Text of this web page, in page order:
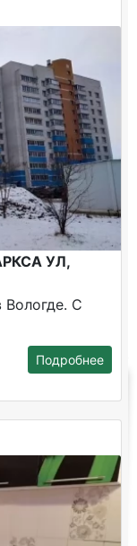
УЛ,
С
Подробнее